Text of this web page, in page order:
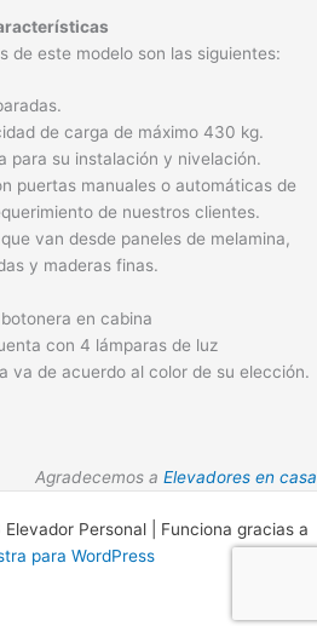
de este modelo son las siguientes:
de carga de máximo 430 kg.
para su instalación y nivelación.
puertas manuales o automáticas de
de nuestros clientes.
van desde paneles de melamina,
y maderas finas.
en cabina
con 4 lámparas de luz
va de acuerdo al color de su elección.
Agradecemos a Elevadores en casa
Personal | Funciona gracias a
para WordPress